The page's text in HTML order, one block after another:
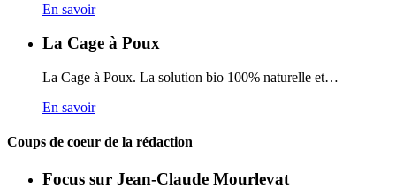
En savoir
La Cage à Poux
La Cage à Poux. La solution bio 100% naturelle et…
En savoir
Coups de coeur de la rédaction
Focus sur Jean-Claude Mourlevat